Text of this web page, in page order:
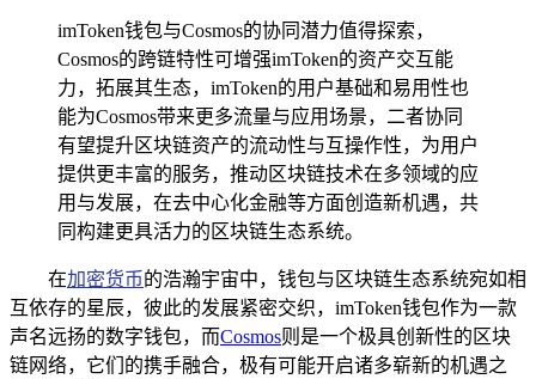
imToken钱包与Cosmos的协同潜力值得探索，
Cosmos的跨链特性可增强imToken的资产交互能
力，拓展其生态，imToken的用户基础和易用性也
能为Cosmos带来更多流量与应用场景，二者协同
有望提升区块链资产的流动性与互操作性，为用户
提供更丰富的服务，推动区块链技术在多领域的应
用与发展，在去中心化金融等方面创造新机遇，共
同构建更具活力的区块链生态系统。
在加密货币的浩瀚宇宙中，钱包与区块链生态系统宛如相
互依存的星辰，彼此的发展紧密交织，imToken钱包作为一款
声名远扬的数字钱包，而Cosmos则是一个极具创新性的区块
链网络，它们的携手融合，极有可能开启诸多崭新的机遇之